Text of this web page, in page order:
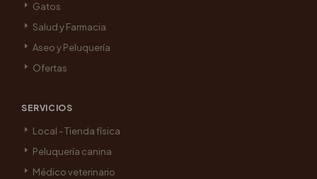
Gatos
Salud y Farmacia
Aseo y Peluquería
Ofertas
SERVICIOS
Local - Tienda física
Peluquería canina
Médico veterinario